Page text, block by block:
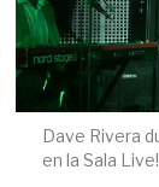
Dave Rivera
en la Sala